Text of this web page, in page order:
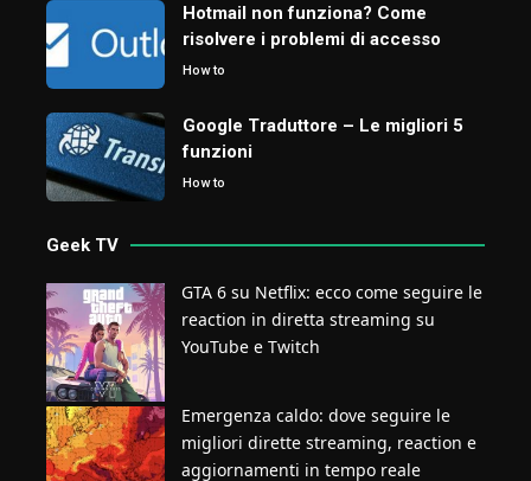
Hotmail non funziona? Come
risolvere i problemi di accesso
How to
Google Traduttore – Le migliori 5
funzioni
How to
Geek TV
GTA 6 su Netflix: ecco come seguire le
reaction in diretta streaming su
YouTube e Twitch
Emergenza caldo: dove seguire le
migliori dirette streaming, reaction e
aggiornamenti in tempo reale